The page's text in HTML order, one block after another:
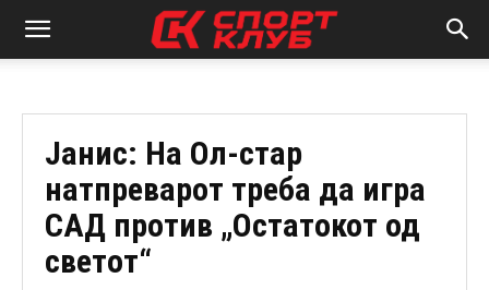
Јанис: На Ол-стар
натпреварот треба да игра
САД против „Остатокот од
светот“